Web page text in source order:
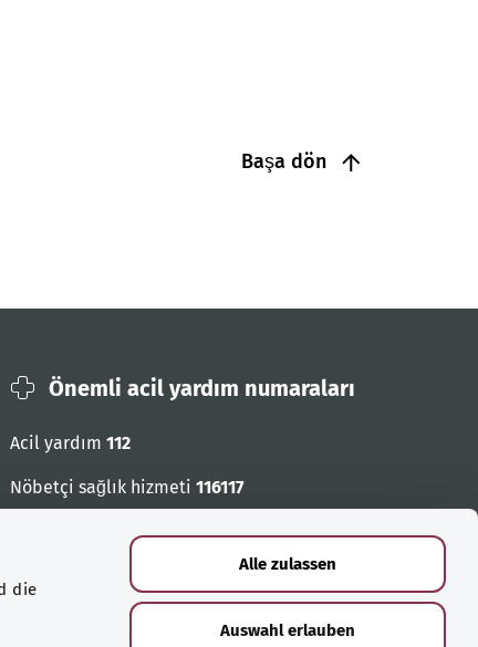
die
Alle zulassen
Auswahl erlauben
Başa dön
Önemli acil yardım numaraları
Acil yardım 112
Nöbetçi sağlık hizmeti 116117
Acil cagri numaralari